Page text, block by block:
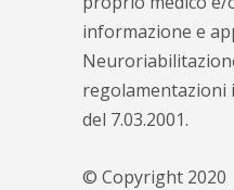
informazione e
regolamentazioni
del 7.03.2001.
© Copyright 2020